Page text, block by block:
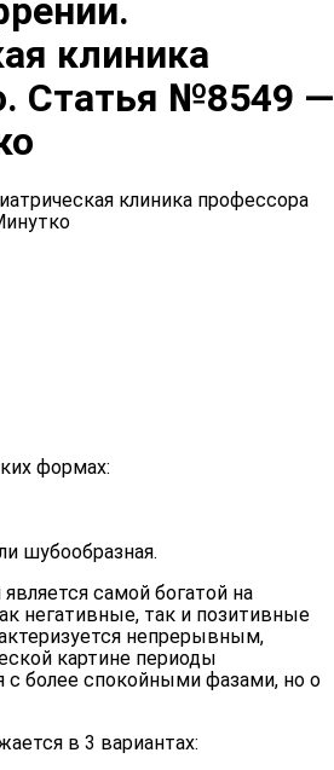
клиника
Статья №8549 —
формах:
шубообразная.
самой богатой на
негативные, так и позитивные
непрерывным,
картине периоды
более спокойными фазами, но о
в 3 вариантах: